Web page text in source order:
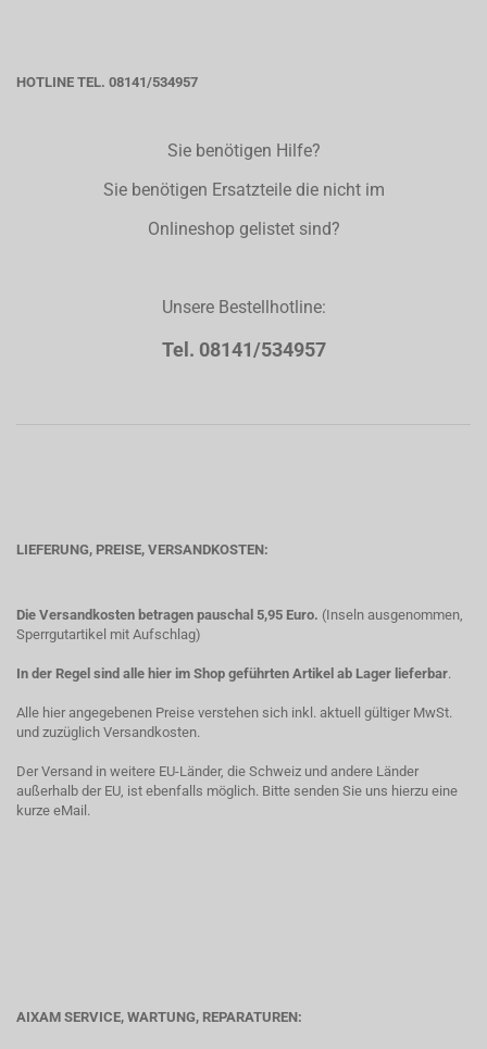
HOTLINE TEL. 08141/534957
Sie benötigen Hilfe?
Sie benötigen Ersatzteile die nicht im
Onlineshop gelistet sind?
Unsere Bestellhotline:
Tel. 08141/534957
LIEFERUNG, PREISE, VERSANDKOSTEN:
Die Versandkosten betragen pauschal 5,95 Euro. (Inseln ausgenommen,
Sperrgutartikel mit Aufschlag)
In der Regel sind alle hier im Shop geführten Artikel ab Lager lieferbar.
Alle hier angegebenen Preise verstehen sich inkl. aktuell gültiger MwSt.
und zuzüglich Versandkosten.
Der Versand in weitere EU-Länder, die Schweiz und andere Länder
außerhalb der EU, ist ebenfalls möglich. Bitte senden Sie uns hierzu eine
kurze eMail.
AIXAM SERVICE, WARTUNG, REPARATUREN: